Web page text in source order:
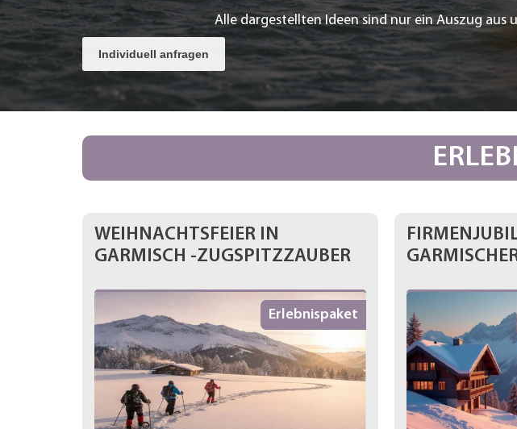
Alle dargestellten Ideen sind nur ein Auszug
Individuell anfragen
WEIHNACHTSFEIER IN
GARMISCH -ZUGSPITZZAUBER
Erlebnispaket